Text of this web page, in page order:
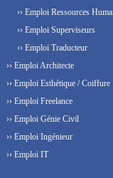
›› Emploi Ressources
›› Emploi Superviseurs
›› Emploi Traducteur
›› Emploi Architecte
›› Emploi Esthétique / Coiffure
›› Emploi Freelance
›› Emploi Génie Civil
›› Emploi Ingénieur
›› Emploi IT